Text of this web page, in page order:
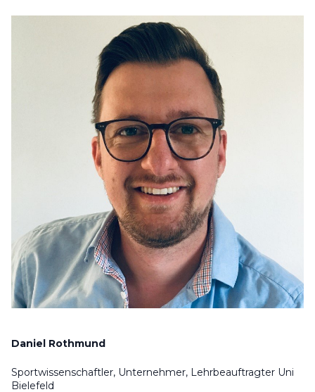
Daniel Rothmund
Sportwissenschaftler, Unternehmer, Lehrbeauftragter Uni
Bielefeld